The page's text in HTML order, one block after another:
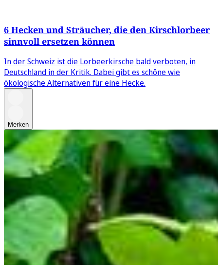
6 Hecken und Sträucher, die den Kirschlorbeer
sinnvoll ersetzen können
In der Schweiz ist die Lorbeerkirsche bald verboten, in
Deutschland in der Kritik. Dabei gibt es schöne wie
ökologische Alternativen für eine Hecke.
Merken